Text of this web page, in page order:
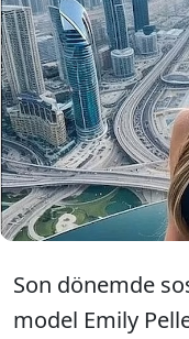
Son dönemde
model Emily